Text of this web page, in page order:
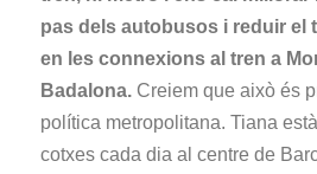
pas dels autobusos i reduir el
en les connexions al tren a
Badalona. Creiem que això és
política metropolitana. Tiana
cotxes cada dia al centre de